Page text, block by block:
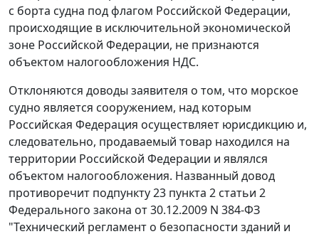
с борта судна под флагом Российской Федерации,
происходящие в исключительной экономической
зоне Российской Федерации, не признаются
объектом налогообложения НДС.
Отклоняются доводы заявителя о том, что морское
судно является сооружением, над которым
Российская Федерация осуществляет юрисдикцию и,
следовательно, продаваемый товар находился на
территории Российской Федерации и являлся
объектом налогообложения. Названный довод
противоречит подпункту 23 пункта 2 статьи 2
Федерального закона от 30.12.2009 N 384-ФЗ
"Технический регламент о безопасности зданий и